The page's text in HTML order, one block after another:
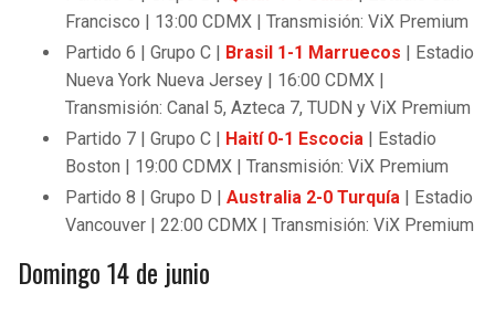
Francisco | 13:00 CDMX | Transmisión: ViX Premium
Partido 6 | Grupo C | Brasil 1-1 Marruecos | Estadio
Nueva York Nueva Jersey | 16:00 CDMX |
Transmisión: Canal 5, Azteca 7, TUDN y ViX Premium
Partido 7 | Grupo C | Haití 0-1 Escocia | Estadio
Boston | 19:00 CDMX | Transmisión: ViX Premium
Partido 8 | Grupo D |Australia 2-0 Turquía | Estadio
Vancouver | 22:00 CDMX | Transmisión: ViX Premium
Domingo 14 de junio